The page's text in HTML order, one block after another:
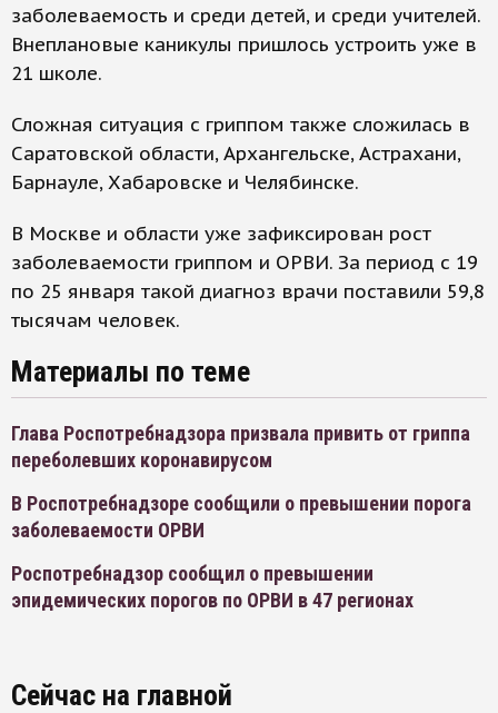
заболеваемость и среди детей, и среди учителей.
Внеплановые каникулы пришлось устроить уже в
21 школе.
Сложная ситуация с гриппом также сложилась в
Саратовской области, Архангельске, Астрахани,
Барнауле, Хабаровске и Челябинске.
В Москве и области уже зафиксирован рост
заболеваемости гриппом и ОРВИ. За период с 19
по 25 января такой диагноз врачи поставили 59,8
тысячам человек.
Материалы по теме
Глава Роспотребнадзора призвала привить от гриппа
переболевших коронавирусом
В Роспотребнадзоре сообщили о превышении порога
заболеваемости ОРВИ
Роспотребнадзор сообщил о превышении
эпидемических порогов по ОРВИ в 47 регионах
Сейчас на главной